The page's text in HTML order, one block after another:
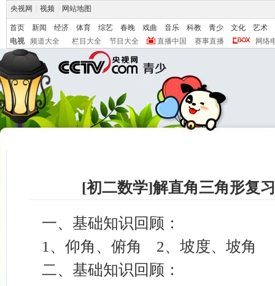
央视网 视频 网站地图
首页 新闻 经济 体育 综艺 春晚 戏曲 音乐 科教 青少 文化
艺术
电视
频道大全 栏目大全 节目大全 直播中国 赛事直播 网络
[初二数学]解直角三角形复
一、基础知识回顾：
1 、仰角、俯角 2、坡度、坡角
二、基础知识回顾：